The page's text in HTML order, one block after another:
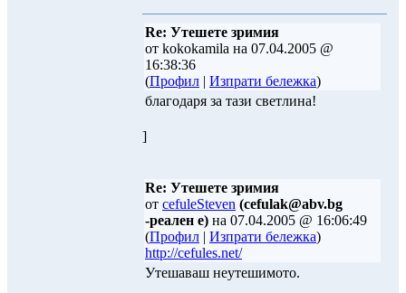
Re: Утешете зримия
от kokokamila на 07.04.2005 @
16:38:36
(Профил | Изпрати бележка)
благодаря за тази светлина!
]
Re: Утешете зримия
от cefuleSteven (cefulak@abv.bg
-реален е) на 07.04.2005 @ 16:06:49
(Профил | Изпрати бележка)
http://cefules.net/
Утешаваш неутешимото.